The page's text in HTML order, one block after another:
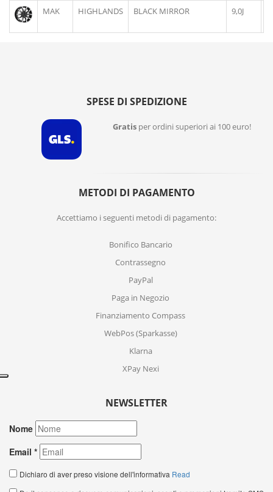
MAK HIGHLANDS BLACK MIRROR 9,0J
SPESE DI SPEDIZIONE
Gratis per ordini superiori ai 100 euro!
METODI DI PAGAMENTO
Accettiamo i seguenti metodi di pagamento:
Bonifico Bancario
Contrassegno
PayPal
Paga in Negozio
Finanziamento Compass
WebPos (Sparkasse)
Klarna
XPay Nexi
NEWSLETTER